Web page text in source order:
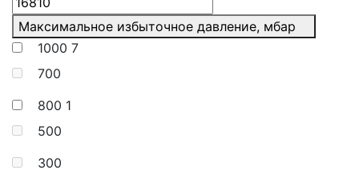
Максимальное избыточное давление, мбар
1000 7
700
800 1
500
300